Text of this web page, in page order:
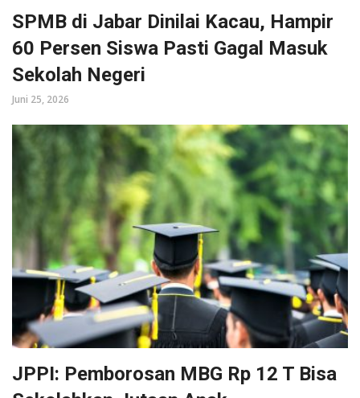
SPMB di Jabar Dinilai Kacau, Hampir
60 Persen Siswa Pasti Gagal Masuk
Sekolah Negeri
Juni 25, 2026
JPPI: Pemborosan MBG Rp 12 T Bisa